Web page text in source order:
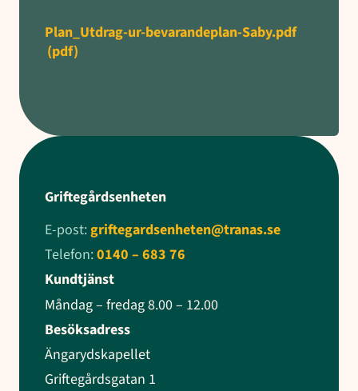
Plan_Utdrag-ur-bevarandeplan-Saby.pdf
(pdf)
Griftegårdsenheten
E-post: griftegardsenheten@tranas.se
Telefon:0140 – 683 76
Kundtjänst
Måndag – fredag 8.00 – 12.00
Besöksadress
Ängarydskapellet
Griftegårdsgatan 1